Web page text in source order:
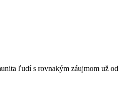
ľudí s rovnakým záujmom už od